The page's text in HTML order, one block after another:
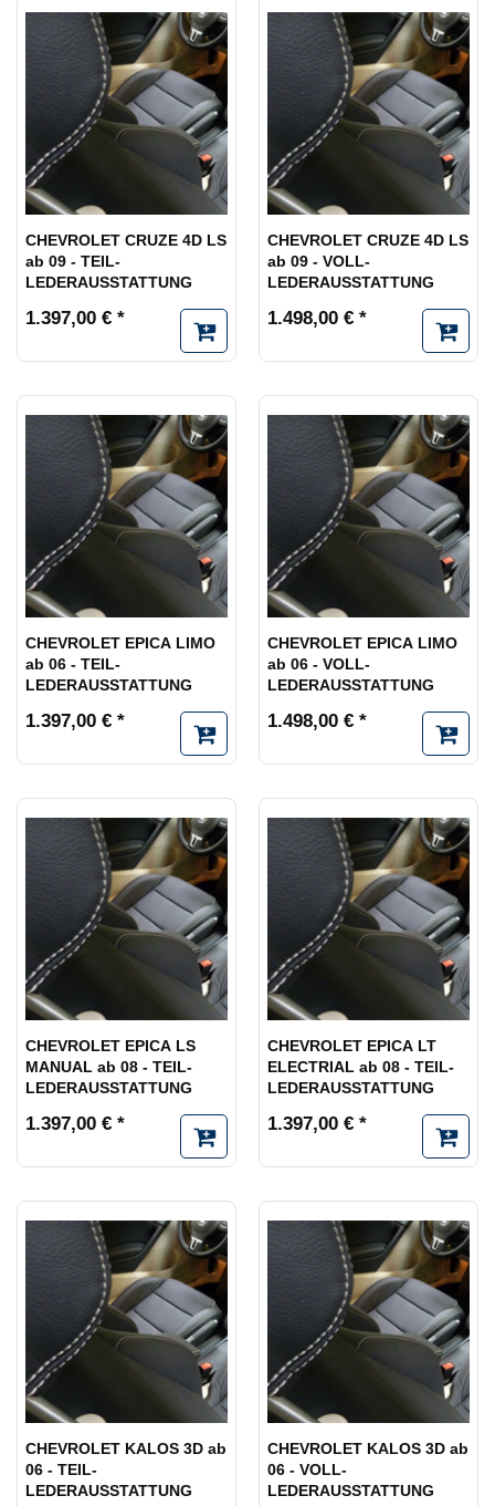
CHEVROLET CRUZE 4D LS
ab 09 - TEIL-
LEDERAUSSTATTUNG
1.397,00 € *
CHEVROLET CRUZE 4D LS
ab 09 - VOLL-
LEDERAUSSTATTUNG
1.498,00 € *
CHEVROLET EPICA LIMO
ab 06 - TEIL-
LEDERAUSSTATTUNG
1.397,00 € *
CHEVROLET EPICA LIMO
ab 06 - VOLL-
LEDERAUSSTATTUNG
1.498,00 € *
CHEVROLET EPICA LS
MANUAL ab 08 - TEIL-
LEDERAUSSTATTUNG
1.397,00 € *
CHEVROLET EPICA LT
ELECTRIAL ab 08 - TEIL-
LEDERAUSSTATTUNG
1.397,00 € *
CHEVROLET KALOS 3D ab
06 - TEIL-
LEDERAUSSTATTUNG
CHEVROLET KALOS 3D ab
06 - VOLL-
LEDERAUSSTATTUNG